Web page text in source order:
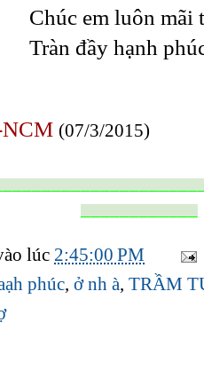
luôn mãi trẻ
phúc bên
(07/3/2015)
____________
lúc 2:45:00 PM
phúc,ở nh à,TRẦM